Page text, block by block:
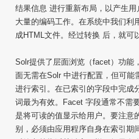
结果信息 进行重新布局，以产生
大量的编码工作。在系统中我们利
成HTML文件。经过转换 后，就可
Solr提供了层面浏览（facet）功能
面无需在Solr 中进行配置，但可能
进行索引。在已索引的字段中完成
词最为有效。Facet 字段通常不需
是将可读的值显示给用户。要注意
别，必须由应用程序自身在索引期